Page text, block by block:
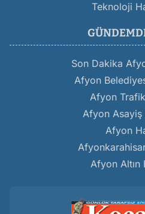
Teknoloji
Son Dakika
Afyon
Afyon
Afyon Asayiş
Afyon
Afyon Altın